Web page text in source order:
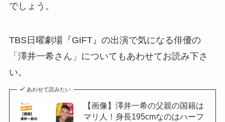
でしょう。
TBS日曜劇場『GIFT』の出演で気になる俳優の
「澤井一希さん」についてもあわせてお読み下さ
い。
あわせて読みたい
【画像】澤井一希の父親の国籍は
マリ人！身長195cmなのはハーフ